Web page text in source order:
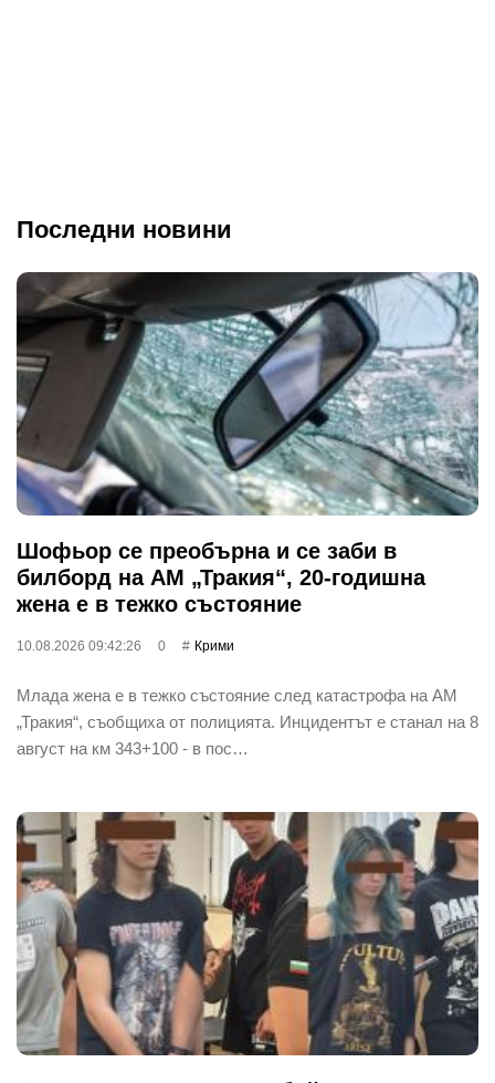
Последни новини
Шофьор се преобърна и се заби в
билборд на АМ „Тракия“, 20-годишна
жена е в тежко състояние
10.08.2026 09:42:26 0 Крими
Млада жена е в тежко състояние след катастрофа на АМ
„Тракия“, съобщиха от полицията. Инцидентът е станал на 8
август на км 343+100 - в пос…